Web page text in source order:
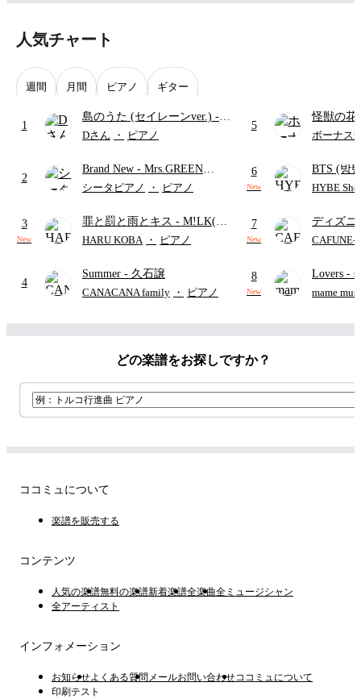
人気チャート
週間 月間 ピアノ ギター
1
島のうた (セイレーンver.) -
セイレーン(CV.鈴木みのり)
ード・ペダル付き/『映画ちい
かわ 人魚の島のひみつ』よ
Dさん ・ ピアノ
2
Brand New - Mrs.GREEN
APPLE
シータピアノ ・ ピアノ
3
New
罪と罰と雨とキス - M!LK(佐
野勇斗&吉田仁人)
HARU KOBA ・ ピアノ
4
Summer - 久石譲
CANACANA family ・ ピアノ
5
怪獣の
ードパー
ボーナス
6
New
BTS (방
HYBE
7
New
ディズ
レー-
ード有)
CAFUNE-
8
New
Lovers -
ト)
mame
どの楽譜をお探しですか？
ココミュについて
楽譜を販売する
コンテンツ
人気の楽譜無料の楽譜新着楽譜全楽曲全ミュージシャン
全アーティスト
インフォメーション
お知らせよくある質問 メールお問い合わせココミュについて
印刷テスト